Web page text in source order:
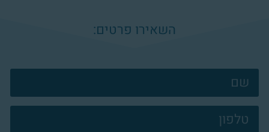
השאירו פרטים:
צרו
קשר
פוטר